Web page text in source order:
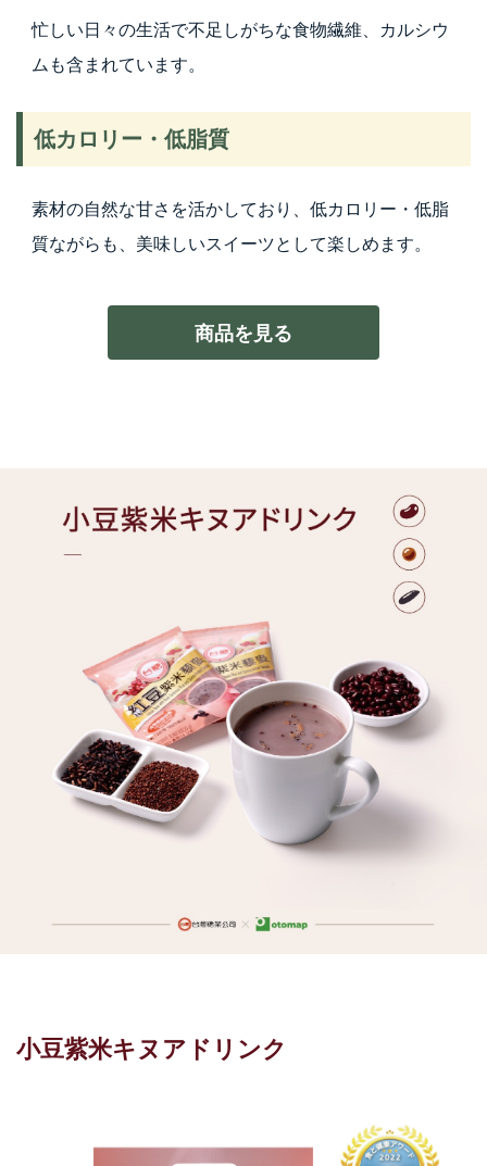
忙しい日々の生活で不足しがちな食物繊維、カルシウ
ムも含まれています。
低カロリー・低脂質
素材の自然な甘さを活かしており、低カロリー・低脂
質ながらも、美味しいスイーツとして楽しめます。
商品を見る
小豆紫米キヌアドリンク